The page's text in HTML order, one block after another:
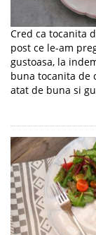
Cred ca tocanita
post ce le-am
gustoasa, la
buna tocanita de
atat de buna si